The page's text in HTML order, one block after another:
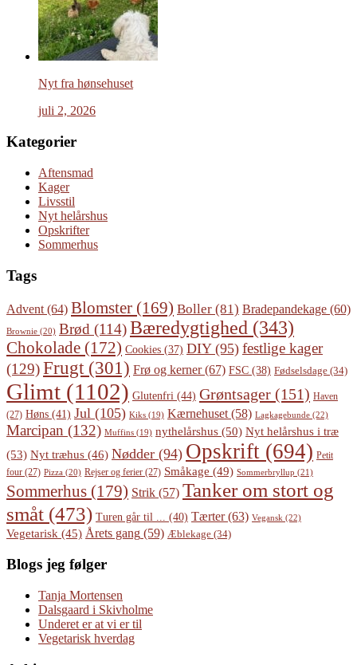
Nyt fra hønsehuset
juli 2, 2026
Kategorier
Aftensmad
Kager
Livsstil
Nyt helårshus
Opskrifter
Sommerhus
Tags
Advent (64) Blomster (169) Boller (81) Bradepandekage (60)
Brownie (20) Brød (114)Bæredygtighed (343)
Chokolade (172) Cookies (37) DIY(95) festlige kager
(129)Frugt(301) Frø og kerner(67) FSC (38) Fødselsdage (34)
Glimt (1102) Glutenfri (44) Grøntsager (151) Haven
(27) Høns (41) Jul (105) Kiks (19) Kærnehuset (58) Lagkagebunde (22)
Marcipan (132) Muffins (19) nythelårshus (50) Nyt helårshus i træ
(53) Nyt træhus (46) Nødder (94) Opskrift (694) Petit
four (27) Pizza (20) Rejser og ferier (27) Småkage (49) Sommerbryllup (21)
Sommerhus (179) Strik (57) Tanker om stort og
småt (473) Turen går til ... (40) Tærter(63) Vegansk (22)
Vegetarisk (45) Årets gang (59) Æblekage (34)
Blogs jeg følger
Tanja Mortensen
Dalsgaard i Skivholme
Underet er at vi er til
Vegetarisk hverdag